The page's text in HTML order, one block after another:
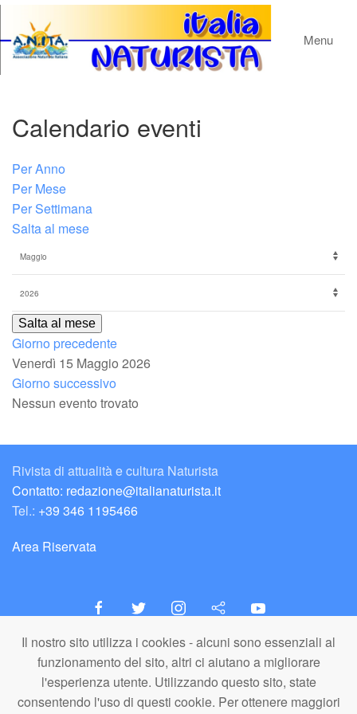
Il nostro sito utilizza i cookies - alcuni sono essenziali al
funzionamento del sito, altri ci aiutano a migliorare
l'esperienza utente. Utilizzando questo sito, state
consentendo l'uso di questi cookie. Per ottenere maggiori
Menu
Calendario eventi
Per Anno
Per Mese
Per Settimana
Salta al mese
Salta al mese
Giorno precedente
Venerdì 15 Maggio 2026
Giorno successivo
Nessun evento trovato
Rivista di attualità e cultura Naturista
Contatto: redazione@italianaturista.it
Tel.: +39 346 1195466
Area Riservata
italiaNATURISTA
Editore e Redazione
A.N.ITA. Associazione Naturista Italiana (APS)
C.F. 80203710159